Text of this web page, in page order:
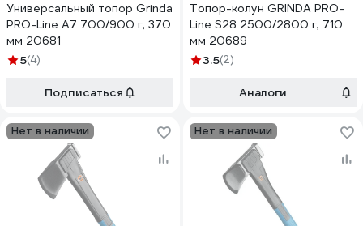
Универсальный топор Grinda
PRO-Line A7 700/900 г, 370
мм 20681
5(4)
Подписаться
Топор-колун GRINDA PRO-
Line S28 2500/2800 г, 710
мм 20689
3.5(2)
Аналоги
Нет в наличии Нет в наличии